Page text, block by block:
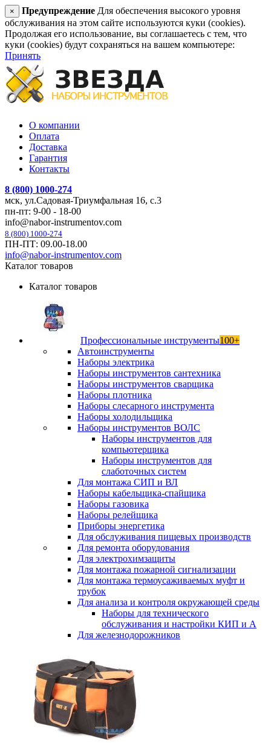
× Предупреждение Для обеспечения высокого уровня
обслуживания на этом сайте используются куки (cookies).
Продолжая его использование, вы соглашаетесь с тем, что
куки (cookies) будут сохраняться на вашем компьютере:
Принять
О компании
Оплата
Доставка
Гарантия
Контакты
8 (800) 1000-274
мск, ул.Садовая-Триумфальная 16, с.3
пн-пт: 9-00 - 18-00
info@nabor-instrumentov.com
8 (800) 1000-274
ПН-ПТ: 09.00-18.00
info@nabor-instrumentov.com
Каталог товаров
Каталог товаров
Профессиональные инструменты100+
Автоинструменты
Наборы электрика
Наборы инструментов сантехника
Наборы инструментов сварщика
Наборы плотника
Наборы слесарного инструмента
Наборы холодильщика
Наборы инструментов ВОЛС
Наборы инструментов для
компьютерщика
Наборы инструментов для
слаботочных систем
Для монтажа СИП и ВЛ
Наборы кабельщика-спайщика
Наборы газовика
Наборы релейщика
Приборы энергетика
Для обслуживания пищевых производств
Для ремонта оборудования
Для электрохимзащиты
Для монтажа пожарной сигнализации
Для монтажа термоусаживаемых муфт и
трубок
Для анализа и контроля окружающей среды
Наборы для технического
обслуживания и настройки КИП и А
Для железнодорожников